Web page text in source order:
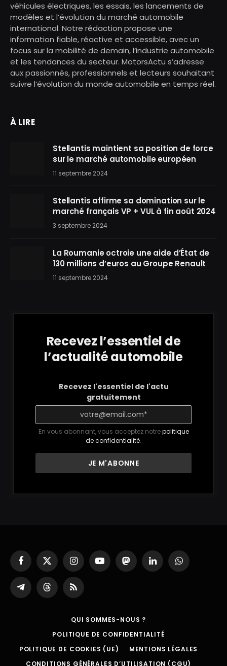
véhicules électriques, les essais, les lancements de
modèles et l’évolution du marché automobile
international. Notre rédaction propose une
information fiable, réactive et accessible, avec un
focus sur la mobilité de demain, l’industrie automobile
et les tendances du secteur. MotorsActu s’adresse
aux passionnés, professionnels et lecteurs souhaitant
suivre l’évolution du monde automobile en temps réel.
À LIRE
Stellantis maintient sa position de force
sur le marché automobile européen
11 septembre 2024
Stellantis affirme sa domination sur le
marché français VP + VUL à fin août 2024
3 septembre 2024
La Roumanie octroie une aide d’État de
130 millions d’euros au Groupe Renault
11 septembre 2024
Recevez l’essentiel de
l’actualité automobile
Recevez l'essentiel de l'actu
gratuitement
En vous abonnant, vous acceptez notrepolitique
de confidentialité.
Facebook
X
(Twitter)
InstagramYouTubeMastodonLinkedInWhatsApp
Partager
sur
ThreadsRSS
QUI SOMMES-NOUS ?
POLITIQUE DE CONFIDENTIALITÉ
POLITIQUE DE COOKIES (UE)
MENTIONS LÉGALES
CONDITIONS GÉNÉRALES D’UTILISATION (CGU)